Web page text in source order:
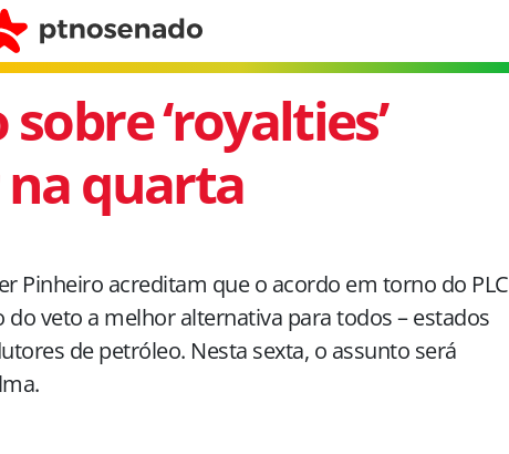
‘royalties’
quarta
Pinheiro acreditam que o acordo em torno do PLC
do veto a melhor alternativa para todos – estados
de petróleo. Nesta sexta, o assunto será